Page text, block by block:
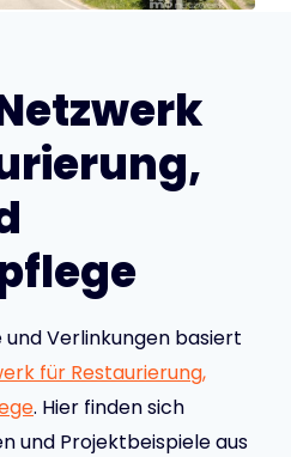
und Verlinkungen basiert
für Restaurierung,
. Hier finden sich
und Projektbeispiele aus